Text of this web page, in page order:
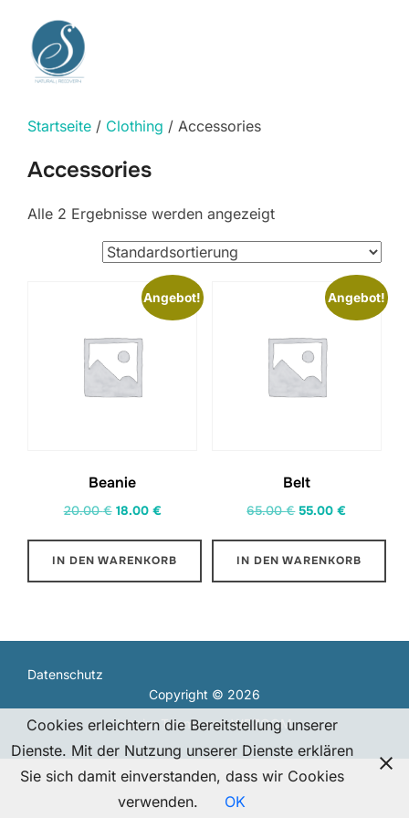
Inhalt
springen
Startseite / Clothing / Accessories
Accessories
Alle 2 Ergebnisse werden angezeigt
Angebot!
Beanie
20.00€ Ursprünglicher
war:
18.00 €Aktueller
ist:
IN DEN WARENKORB
Angebot!
Belt
65.00€ Ursprünglicher
war:
55.00€Aktueller
ist:
IN DEN WARENKORB
Datenschutz
Copyright © 2026
Inspiro ThemevonWPZOOM
Cookies erleichtern die Bereitstellung unserer
Dienste. Mit der Nutzung unserer Dienste erklären
Sie sich damit einverstanden, dass wir Cookies
verwenden.
OK